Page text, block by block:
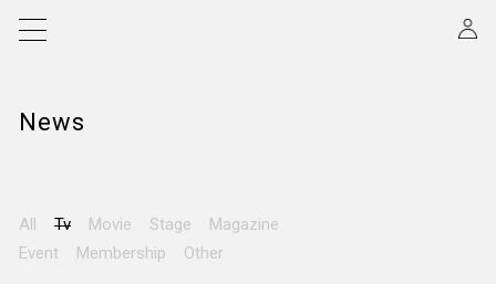
News
All Tv Movie Stage
Magazine
Event
Membership Other